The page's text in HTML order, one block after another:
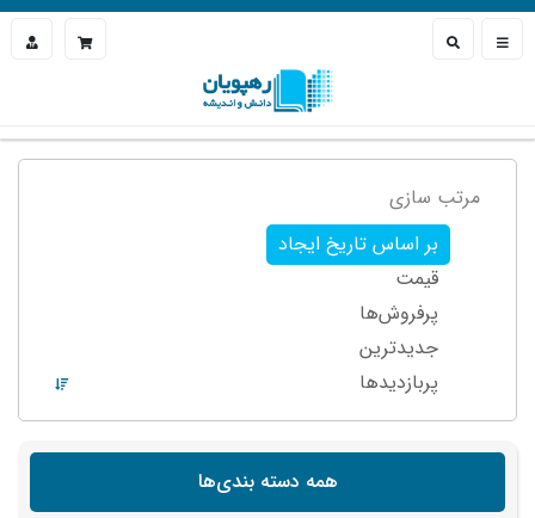
مرتب سازی
بر اساس تاریخ ایجاد
قیمت
پرفروش‌ها
جدیدترین
پربازدید‌ها
همه دسته بندی‌ها